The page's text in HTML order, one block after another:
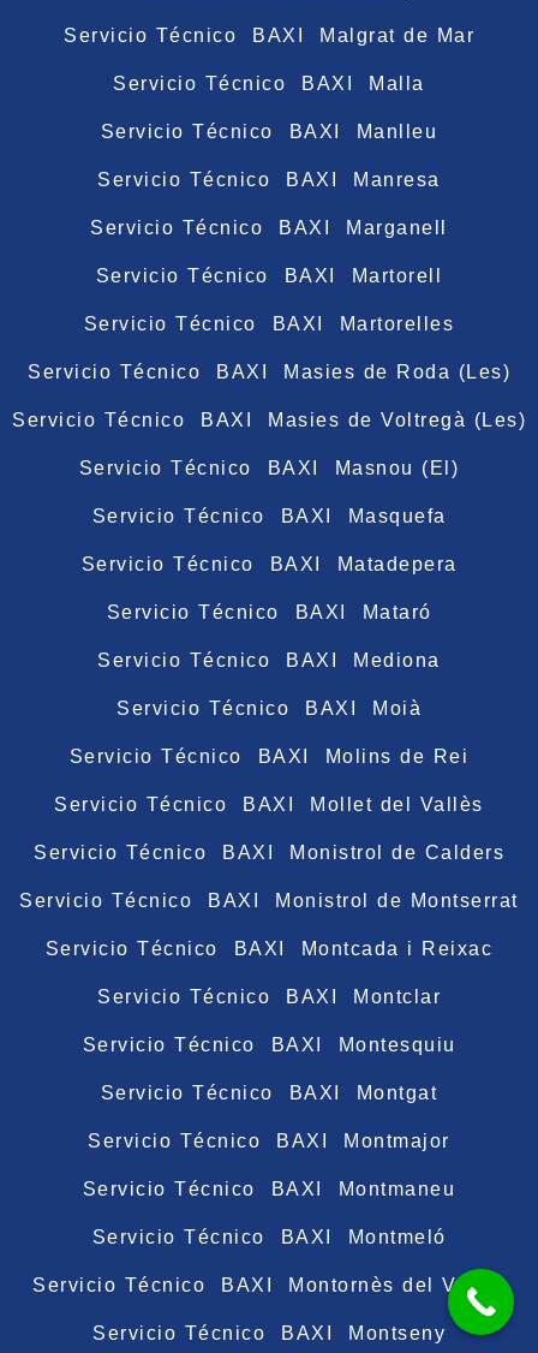
Servicio Técnico BAXI Malgrat de Mar
Servicio Técnico BAXI Malla
Servicio Técnico BAXI Manlleu
Servicio Técnico BAXI Manresa
Servicio Técnico BAXI Marganell
Servicio Técnico BAXI Martorell
Servicio Técnico BAXI Martorelles
Servicio Técnico BAXI Masies de Roda (Les)
Servicio Técnico BAXI Masies de Voltregà (Les)
Servicio Técnico BAXI Masnou (El)
Servicio Técnico BAXI Masquefa
Servicio Técnico BAXI Matadepera
Servicio Técnico BAXI Mataró
Servicio Técnico BAXI Mediona
Servicio Técnico BAXI Moià
Servicio Técnico BAXI Molins de Rei
Servicio Técnico BAXI Mollet del Vallès
Servicio Técnico BAXI Monistrol de Calders
Servicio Técnico BAXI Monistrol de Montserrat
Servicio Técnico BAXI Montcada i Reixac
Servicio Técnico BAXI Montclar
Servicio Técnico BAXI Montesquiu
Servicio Técnico BAXI Montgat
Servicio Técnico BAXI Montmajor
Servicio Técnico BAXI Montmaneu
Servicio Técnico BAXI Montmeló
Servicio Técnico BAXI Montornès del Vallès
Servicio Técnico BAXI Montseny